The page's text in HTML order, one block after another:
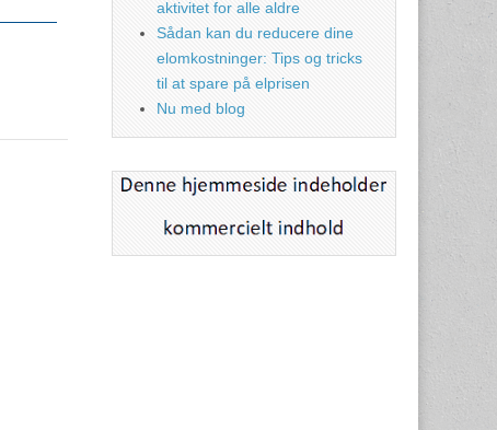
aktivitet for alle aldre
Sådan kan du reducere dine
elomkostninger: Tips og tricks
til at spare på elprisen
Nu med blog